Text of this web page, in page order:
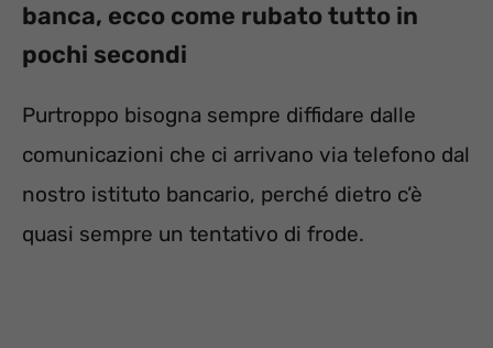
banca, ecco come rubato tutto in
pochi secondi
Purtroppo bisogna sempre diffidare dalle
comunicazioni che ci arrivano via telefono dal
nostro istituto bancario, perché dietro c’è
quasi sempre un tentativo di frode.